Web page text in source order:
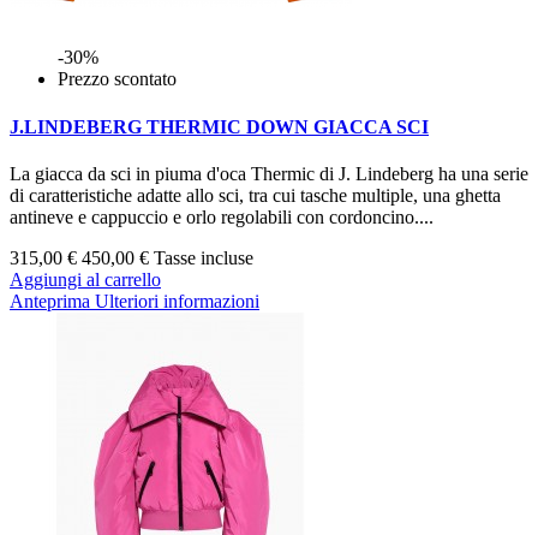
-30%
Prezzo scontato
J.LINDEBERG THERMIC DOWN GIACCA SCI
La giacca da sci in piuma d'oca Thermic di J. Lindeberg ha una serie
di caratteristiche adatte allo sci, tra cui tasche multiple, una ghetta
antineve e cappuccio e orlo regolabili con cordoncino....
315,00 € 450,00 € Tasse incluse
Aggiungi al carrello
Anteprima Ulteriori informazioni